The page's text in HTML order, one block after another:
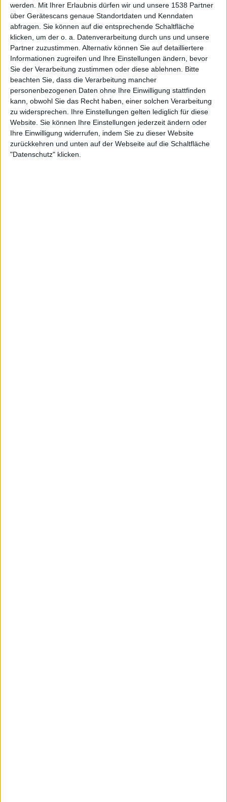
werden.
Mit Ihrer Erlaubnis dürfen wir und unsere 1538 Partner
über Gerätescans genaue Standortdaten und Kenndaten
abfragen. Sie können auf die entsprechende Schaltfläche
klicken, um der o. a. Datenverarbeitung durch uns und unsere
Partner zuzustimmen. Alternativ können Sie auf detailliertere
Informationen zugreifen und Ihre Einstellungen ändern, bevor
Sie der Verarbeitung zustimmen oder diese ablehnen.
Bitte
beachten Sie, dass die Verarbeitung mancher
personenbezogenen Daten ohne Ihre Einwilligung stattfinden
kann, obwohl Sie das Recht haben, einer solchen Verarbeitung
zu widersprechen. Ihre Einstellungen gelten lediglich für diese
Website. Sie können Ihre Einstellungen jederzeit ändern oder
Ihre Einwilligung widerrufen, indem Sie zu dieser Website
zurückkehren und unten auf der Webseite auf die Schaltfläche
"Datenschutz" klicken.
bis
Punkten
Nach Genres filtern►︎
Alben von The Devil And The Almighty Blues